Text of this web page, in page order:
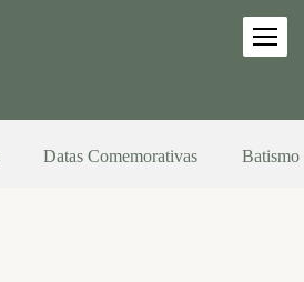
Datas Comemorativas